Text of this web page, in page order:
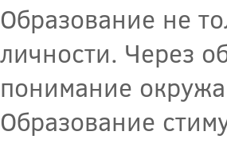
Образование не
личности. Через
понимание
Образование